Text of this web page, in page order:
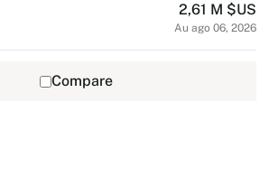
2,61 M $US
Au ago 06, 2026
Compare